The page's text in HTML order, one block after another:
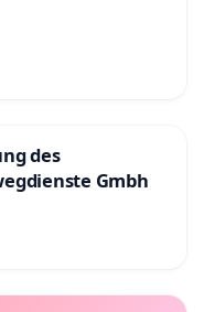
des
Gmbh